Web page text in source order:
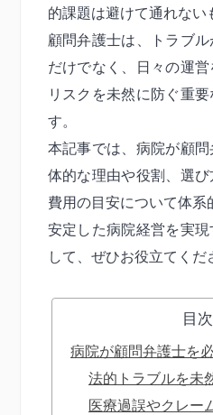
的課題は避けて通れない
顧問弁護士は、トラブ
だけでなく、日々の運営
リスクを未然に防ぐ重
す。
本記事では、病院が顧
体的な理由や役割、選
費用の目安について体系
安定した病院経営を実
して、ぜひお役立てくだ
目次
病院が顧問弁護士を
法的トラブルを未
医療過誤やクレー